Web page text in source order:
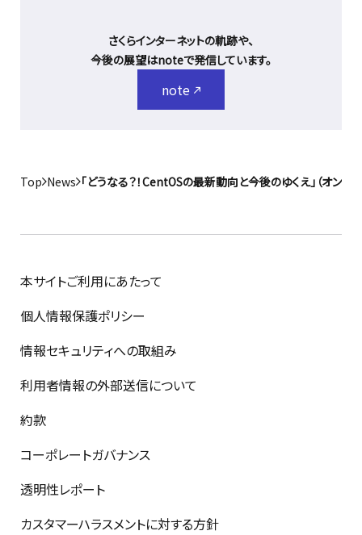
さくらインターネットの軌跡や、
今後の展望はnoteで発信しています。
note
Top News 「どうなる？！CentOSの最新動向と今後のゆくえ」（オンラ
本サイトご利用にあたって
個人情報保護ポリシー
情報セキュリティへの取組み
利用者情報の外部送信について
約款
コーポレートガバナンス
透明性レポート
カスタマーハラスメントに対する方針